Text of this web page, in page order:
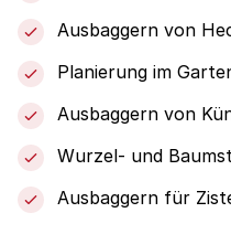
Ausbaggern von
Planierung im
Ausbaggern von
Wurzel- und
Ausbaggern für